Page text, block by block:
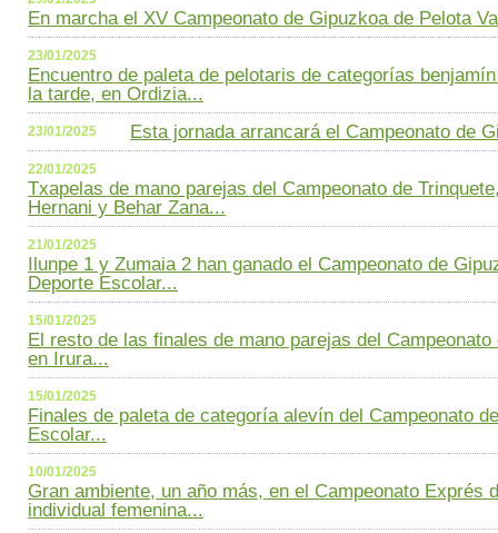
En marcha el XV Campeonato de Gipuzkoa de Pelota
23/01/2025
Encuentro de paleta de pelotaris de categorías
la tarde, en Ordizia...
23/01/2025 Esta jornada arrancará el Campeonato de
22/01/2025
Txapelas de mano parejas del Campeonato de
Hernani y Behar Zana...
21/01/2025
Ilunpe 1 y Zumaia 2 han ganado el Campeonato de
Deporte Escolar...
15/01/2025
El resto de las finales de mano parejas del
en Irura...
15/01/2025
Finales de paleta de categoría alevín del Campeonato
Escolar...
10/01/2025
Gran ambiente, un año más, en el Campeonato Exprés
individual femenina...